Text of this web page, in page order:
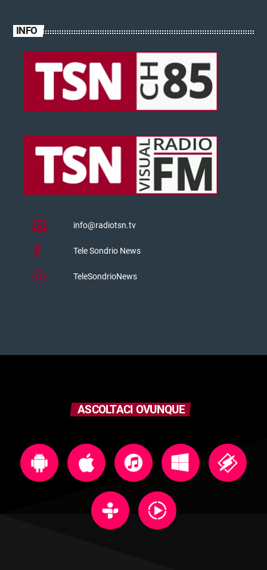
INFO
info@radiotsn.tv
Tele Sondrio News
TeleSondrioNews
ASCOLTACI OVUNQUE